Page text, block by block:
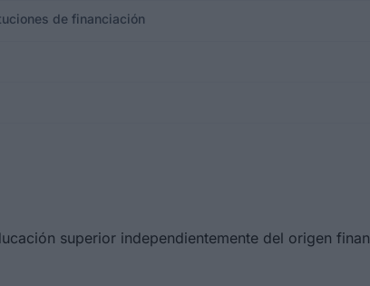
de financiación
superior independientemente del origen